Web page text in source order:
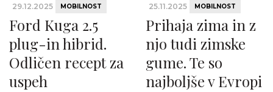
29.12.2025 MOBILNOST
Ford Kuga 2.5
plug-in hibrid.
Odličen recept za
uspeh
25.11.2025 MOBILNOST
Prihaja zima in z
njo tudi zimske
gume. Te so
najboljše v Evropi